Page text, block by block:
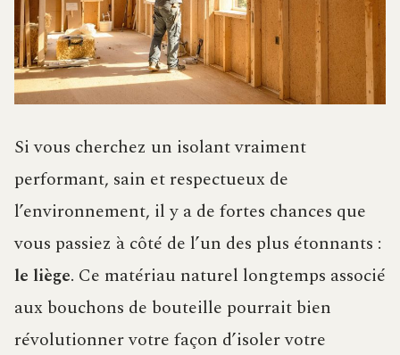
Si vous cherchez un isolant vraiment
performant, sain et respectueux de
l’environnement, il y a de fortes chances que
vous passiez à côté de l’un des plus étonnants :
le liège. Ce matériau naturel longtemps associé
aux bouchons de bouteille pourrait bien
révolutionner votre façon d’isoler votre